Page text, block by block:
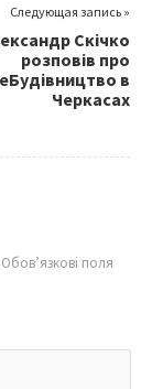
Следующая запись »
Скічко
розповів про
в
Черкасах
Обов’язкові поля